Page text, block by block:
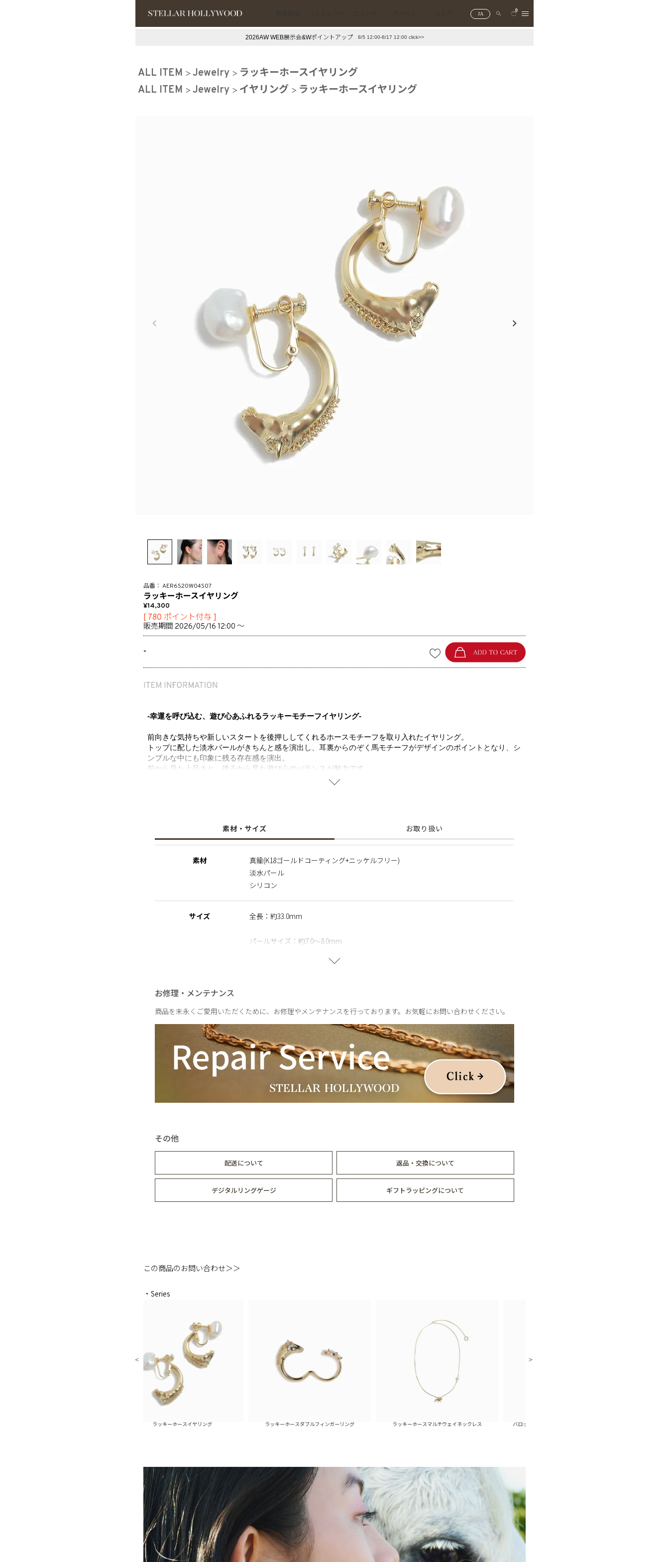
JA
0
#スタッフイチ押し（通勤パールアクセ） ＃写真映えアクセ
2026AW WEB展示会&Wポイントアップ 8/5 12:00-8/17 12:00 click>>
ALL ITEM Jewelry
ラッキーホースイヤリング
ALL ITEM
Jewelry イヤリング ラッキーホースイヤリング
AER6S20W04S07
ラッキーホースイヤリング
14,300
[ 780 ポイント付与 ]
販売期間 2026/05/16 12:00 〜
-
-幸運を呼び込む、遊び心あふれるラッキーモチーフイヤリング-
前向きな気持ちや新しいスタートを後押ししてくれるホースモチーフを取り入れたイヤリング。
トップに配した淡水パールがきちんと感を演出し、耳裏からのぞく馬モチーフがデザインのポイントとなり、シ
ンプルな中にも印象に残る存在感を演出。
前から見た上品さと、後ろから見た遊び心のバランスが魅力です。
※淡水パール
その為、全長のサイズも異なりますのでご了承の程お願いいたします。
二つとして同じものがない価値は、一つの魅力としてお楽しみいただけます。
※パールの形状、てり、えくぼ等による返品、交換はできませんので予めご了承ください。
金属製のアクセサリーに含まれるニッケルで引き起こるアレルギーを防ぐために、ニッケルをほぼ含まずに作ら
干支から着想を得たホースモチーフに、希望と前進のメッセージを込めて。存在感と豊かな表情で、スタイリン
グを格上げしてくれるビッグバロックパール。装いに新しい表情とときめきをもたらす、今の気分に寄り添うシ
リーズです。
素材・サイズ お取り扱い
素材
真鍮(K18ゴールドコーティング+ニッケルフリー)
淡水パール
シリコン
サイズ 全長：約33.0mm
パールサイズ：約7.0～8.0mm
お修理・メンテナンス
商品を末永くご愛用いただくために、お修理やメンテナンスを行っております。お気軽にお問い合わせください。
その他
配送について 返品・交換について
デジタルリングゲージ ギフトラッピングについて
この商品のお問い合わせ＞＞
・Series
ラッキーホースイヤリング ラッキーホースダブルフィンガーリング ラッキーホースマルチウェイネックレス バロックパールスキャッターピアス(ゴールド)